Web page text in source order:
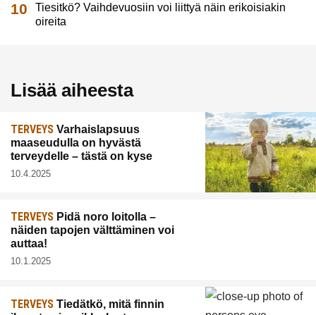
Tiesitkö? Vaihdevuosiin voi liittyä näin erikoisiakin
oireita
Lisää aiheesta
TERVEYS Varhaislapsuus
maaseudulla on hyvästä
terveydelle – tästä on kyse
10.4.2025
TERVEYS Pidä noro loitolla –
näiden tapojen välttäminen voi
auttaa!
10.1.2025
TERVEYS Tiedätkö, mitä finnin